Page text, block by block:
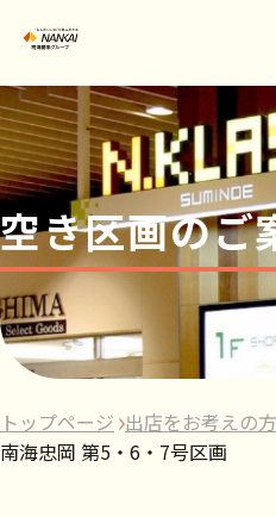
空き区画のご
トップページ 出店をお考えの方
南海忠岡 第5・6・7号区画